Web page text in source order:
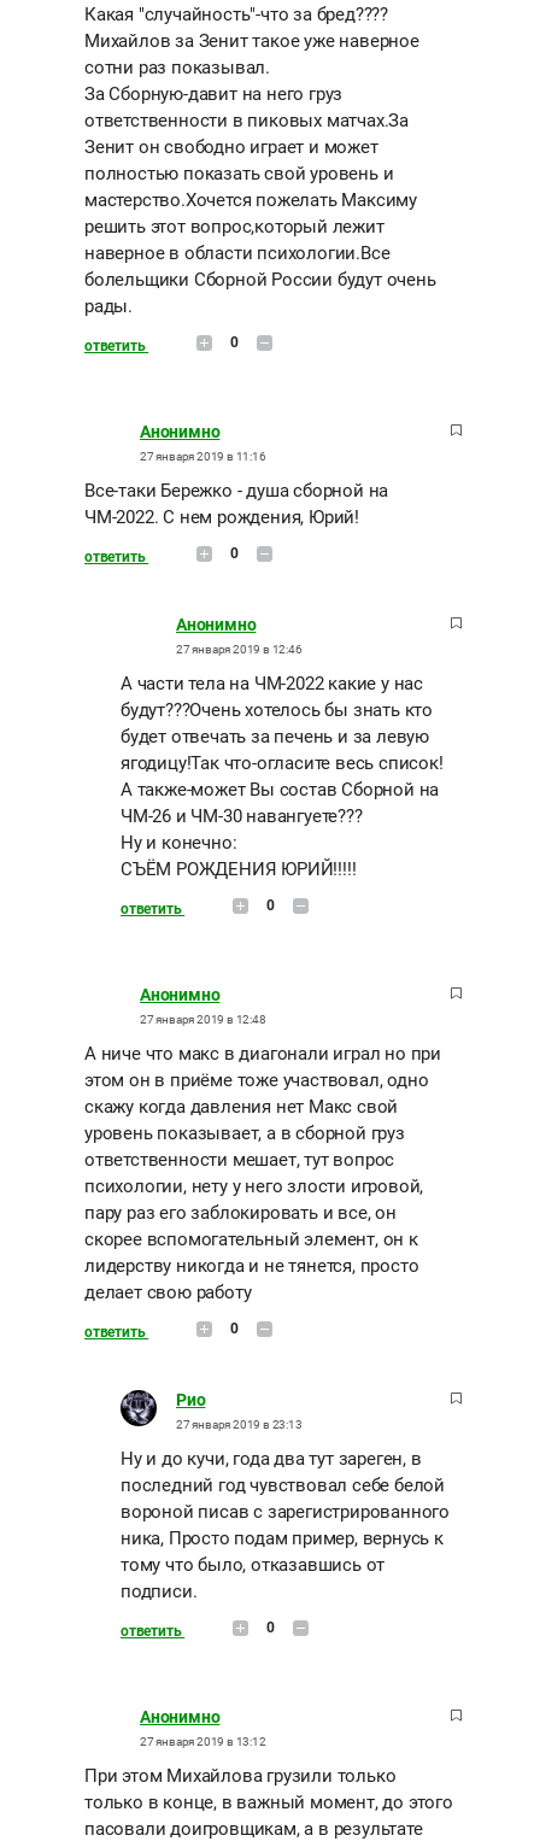
Какая "случайность"-что за бред????
Михайлов за Зенит такое уже наверное
сотни раз показывал.
За Сборную-давит на него груз
ответственности в пиковых матчах.За
Зенит он свободно играет и может
полностью показать свой уровень и
мастерство.Хочется пожелать Максиму
решить этот вопрос,который лежит
наверное в области психологии.Все
болельщики Сборной России будут очень
рады.
ответить 0
Анонимно
27 января 2019 в 11:16
Все-таки Бережко - душа сборной на
ЧМ-2022. С нем рождения, Юрий!
ответить 0
Анонимно
27 января 2019 в 12:46
А части тела на ЧМ-2022 какие у нас
будут???Очень хотелось бы знать кто
будет отвечать за печень и за левую
ягодицу!Так что-огласите весь список!
А также-может Вы состав Сборной на
ЧМ-26 и ЧМ-30 навангуете???
Ну и конечно:
СЪЁМ РОЖДЕНИЯ ЮРИЙ!!!!!
ответить 0
Анонимно
27 января 2019 в 12:48
А ниче что макс в диагонали играл но при
этом он в приёме тоже участвовал, одно
скажу когда давления нет Макс свой
уровень показывает, а в сборной груз
ответственности мешает, тут вопрос
психологии, нету у него злости игровой,
пару раз его заблокировать и все, он
скорее вспомогательный элемент, он к
лидерству никогда и не тянется, просто
делает свою работу
ответить 0
Рио
27 января 2019 в 23:13
Ну и до кучи, года два тут зареген, в
последний год чувствовал себе белой
вороной писав с зарегистрированного
ника, Просто подам пример, вернусь к
тому что было, отказавшись от
подписи.
ответить 0
Анонимно
27 января 2019 в 13:12
При этом Михайлова грузили только
только в конце, в важный момент, до этого
пасовали доигровщикам, а в результате